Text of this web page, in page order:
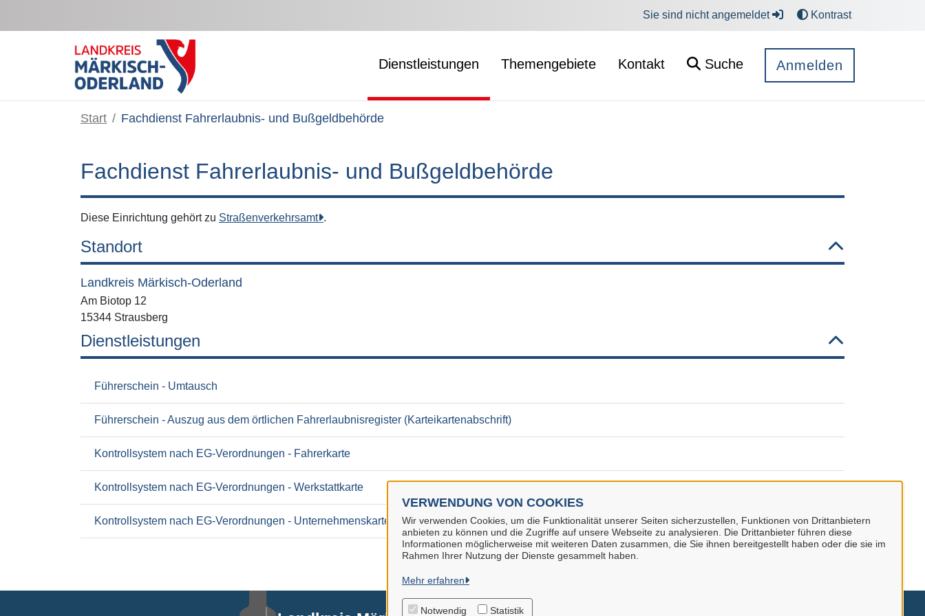
VERWENDUNG VON COOKIES
Wir verwenden Cookies, um die Funktionalität unserer Seiten sicherzustellen, Funktionen von Drittanbietern
anbieten zu können und die Zugriffe auf unsere Webseite zu analysieren. Die Drittanbieter führen diese
Informationen möglicherweise mit weiteren Daten zusammen, die Sie ihnen bereitgestellt haben oder die sie im
Rahmen Ihrer Nutzung der Dienste gesammelt haben.
Mehr erfahren
Notwendig Statistik
Sie sind nicht angemeldet Kontrast
Dienstleistungen Themengebiete Kontakt Suche Anmelden
Start Fachdienst Fahrerlaubnis- und Bußgeldbehörde
Fachdienst Fahrerlaubnis- und Bußgeldbehörde
Diese Einrichtung gehört zu Straßenverkehrsamt .
Standort
Landkreis Märkisch-Oderland
Am Biotop 12
15344 Strausberg
Dienstleistungen
Führerschein - Umtausch
Führerschein - Auszug aus dem örtlichen Fahrerlaubnisregister (Karteikartenabschrift)
Kontrollsystem nach EG-Verordnungen - Fahrerkarte
Kontrollsystem nach EG-Verordnungen - Werkstattkarte
Kontrollsystem nach EG-Verordnungen - Unternehmenskarte